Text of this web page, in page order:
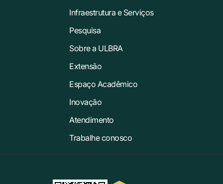
Infraestrutura e Serviços
Pesquisa
Sobre a ULBRA
Extensão
Espaço Acadêmico
Inovação
Atendimento
Trabalhe conosco